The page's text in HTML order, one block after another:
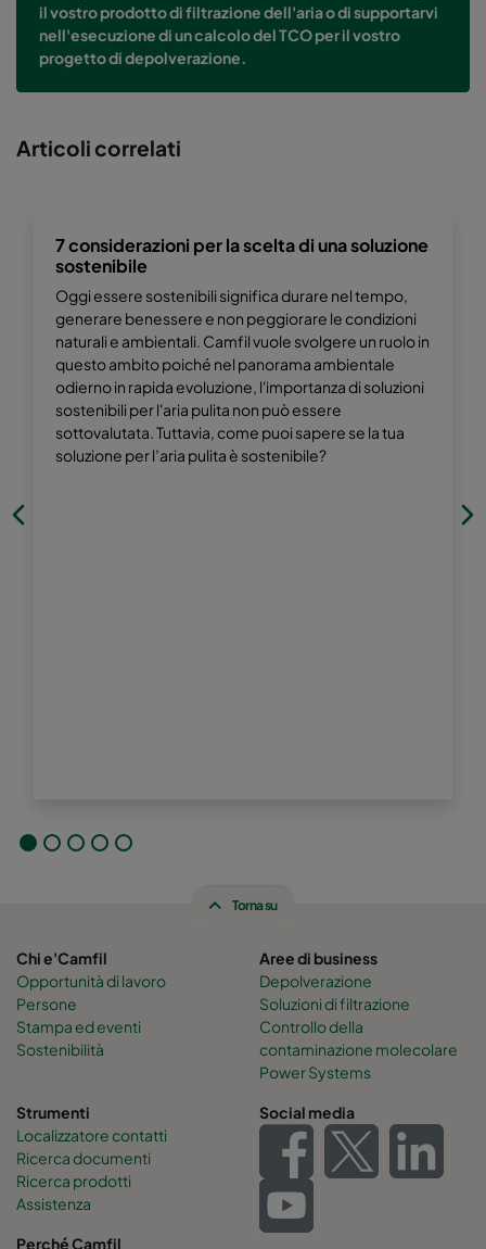
il vostro prodotto di filtrazione dell'aria o di supportarvi
nell'esecuzione di un calcolo del TCO per il vostro
progetto di depolverazione.
Articoli correlati
7 considerazioni per la scelta di una soluzione
sostenibile
Oggi essere sostenibili significa durare nel tempo,
generare benessere e non peggiorare le condizioni
naturali e ambientali. Camfil vuole svolgere un ruolo in
questo ambito poiché nel panorama ambientale
odierno in rapida evoluzione, l'importanza di soluzioni
sostenibili per l'aria pulita non può essere
sottovalutata. Tuttavia, come puoi sapere se la tua
soluzione per l’aria pulita è sostenibile?
Torna su
Chi e'Camfil
Opportunità di lavoro
Persone
Stampa ed eventi
Sostenibilità
Aree di business
Depolverazione
Soluzioni di filtrazione
Controllo della
contaminazione molecolare
Power Systems
Strumenti
Localizzatore contatti
Ricerca documenti
Ricerca prodotti
Assistenza
Social media
Perché Camfil